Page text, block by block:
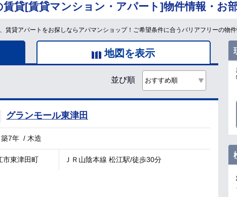
貸[賃貸マンション・アパート]物件情報・お
貸アパートをお探しならアパマンショップ！ご希望条件に合うバリアフリーの物
地図を表示
並び順
グランモール東津田
築7年 / 木造
市東津田町 ＪＲ山陰本線 松江駅/徒歩30分